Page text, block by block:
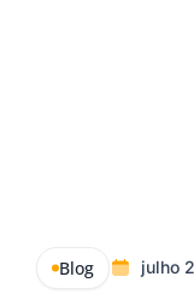
Blog julho